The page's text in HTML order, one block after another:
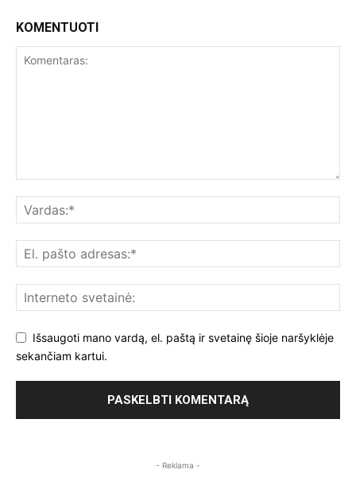
KOMENTUOTI
Išsaugoti mano vardą, el. paštą ir svetainę šioje naršyklėje
sekančiam kartui.
- Reklama -